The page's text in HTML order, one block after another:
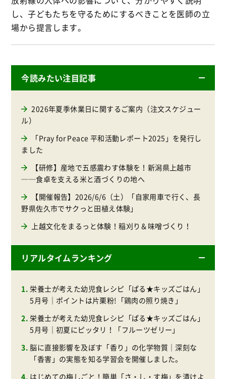
し、子どもたちを守るためにするべきことを医師の立
場から提言します。
今読みたい注目記事
2026年夏季休業日に関するご案内（注文スケジュー
ル）
「Pray for Peace 平和活動レポート2025」を発行し
ました
【研修】産地で五感震わす体験を！新潟県上越市
──食卓を支える米と酒づくりの地へ
【開催報告】2026/6/6（土）「自家用車で行く、長
野県佐久市でサクっと田植え体験」
上越文化をまるっと体験！稲刈り＆味噌づくり！
リアルタイムランキング
栄養士が考えた幼児食レシピ「ぱる★キッズごはん」
5月号｜ポイントは片栗粉!「鶏肉の照り焼き」
栄養士が考えた幼児食レシピ「ぱる★キッズごはん」
5月号｜初夏にピッタリ！「フルーツゼリー」
脳に直接影響を及ぼす「香り」の化学物質｜深刻な
「香害」の実態を知る学習会を開催しました。
はじめての梅しごと！簡単「さ・し・す梅」を漬けよ